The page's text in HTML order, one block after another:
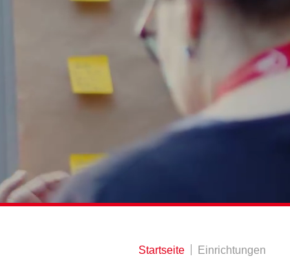
Startseite Einrichtungen